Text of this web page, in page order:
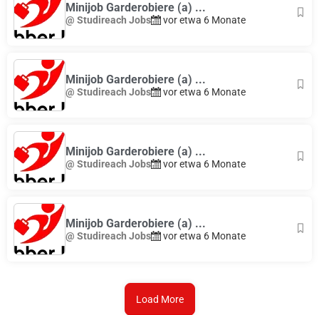
Minijob Garderobiere (a) ...
@ Studireach Jobs vor etwa 6 Monate
Minijob Garderobiere (a) ...
@ Studireach Jobs vor etwa 6 Monate
Minijob Garderobiere (a) ...
@ Studireach Jobs vor etwa 6 Monate
Minijob Garderobiere (a) ...
@ Studireach Jobs vor etwa 6 Monate
Load More